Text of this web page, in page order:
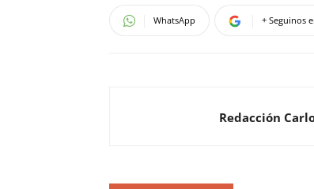
WhatsApp + Seguinos
Redacción